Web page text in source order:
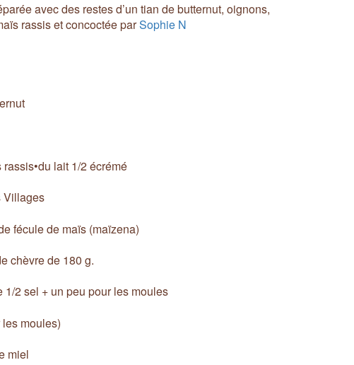
avec des restes d’un tian de butternut, oignons,
rassis et concoctée parSophie N
lait 1/2 écrémé
Villages
fécule de maïs (maïzena)
chèvre de 180 g.
1/2 sel + un peu pour les moules
moules)
miel